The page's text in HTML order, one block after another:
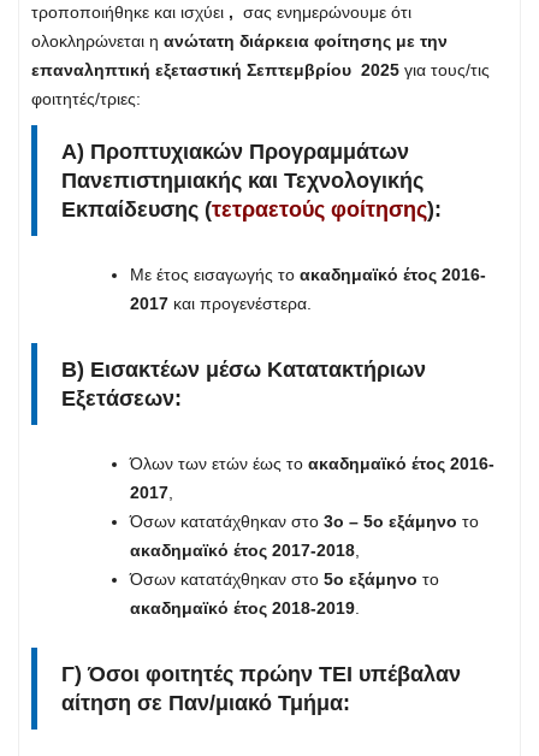
τροποποιήθηκε και ισχύει , σας ενημερώνουμε ότι
ολοκληρώνεται η ανώτατη διάρκεια φοίτησης με την
επαναληπτική εξεταστική Σεπτεμβρίου 2025 για τους/τις
φοιτητές/τριες:
Α) Προπτυχιακών Προγραμμάτων
Πανεπιστημιακής και Τεχνολογικής
Εκπαίδευσης (τετραετούς φοίτησης):
Με έτος εισαγωγής το ακαδημαϊκό έτος 2016-
2017 και προγενέστερα.
Β) Εισακτέων μέσω Κατατακτήριων
Εξετάσεων:
Όλων των ετών έως το ακαδημαϊκό έτος 2016-
2017
Όσων κατατάχθηκαν στο 3ο – 5ο εξάμηνο το
ακαδημαϊκό έτος 2017-2018
Όσων κατατάχθηκαν στο 5ο εξάμηνο το
ακαδημαϊκό έτος 2018-2019
Γ) Όσοι φοιτητές πρώην ΤΕΙ υπέβαλαν
αίτηση σε Παν/μιακό Τμήμα: